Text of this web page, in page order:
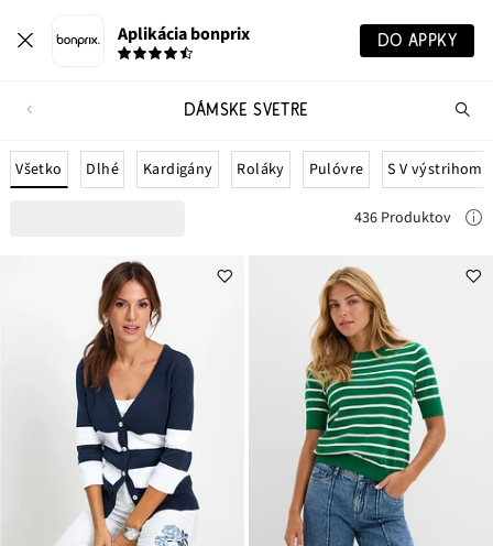
Aplikácia bonprix DO APPKY
DÁMSKE SVETRE
Všetko Dlhé Kardigány Roláky Pulóvre S V výstrihom
436 Produktov